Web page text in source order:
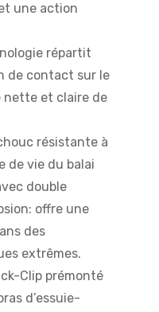
une action
répartit
de contact sur le
nette et claire de
résistante à
de vie du balai
double
offre une
des
extrêmes.
Clip prémonté
d’essuie-